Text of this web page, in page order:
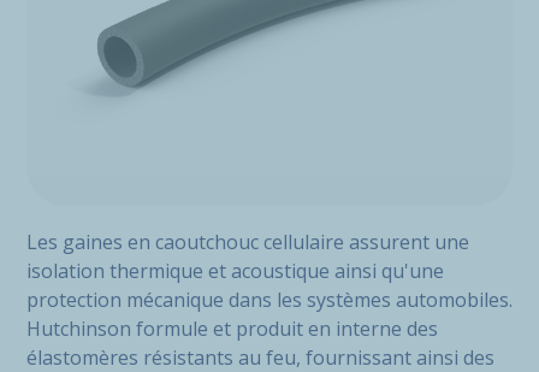
Les gaines en caoutchouc cellulaire assurent une
isolation thermique et acoustique ainsi qu'une
protection mécanique dans les systèmes automobiles.
Hutchinson formule et produit en interne des
élastomères résistants au feu, fournissant ainsi des